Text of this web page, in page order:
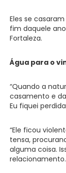
Eles se
fim daquele
Fortaleza.
Água para o
“Quando a
casamento e
Eu fiquei
“Ele ficou
tensa,
alguma coisa.